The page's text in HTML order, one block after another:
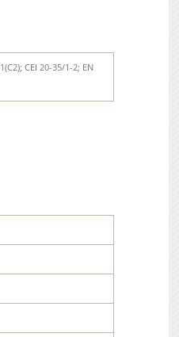
CEI 20-35/1-2; EN